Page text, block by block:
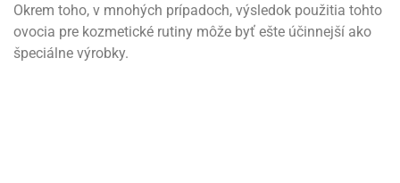
Okrem toho, v mnohých prípadoch, výsledok použitia tohto
ovocia pre kozmetické rutiny môže byť ešte účinnejší ako
špeciálne výrobky.